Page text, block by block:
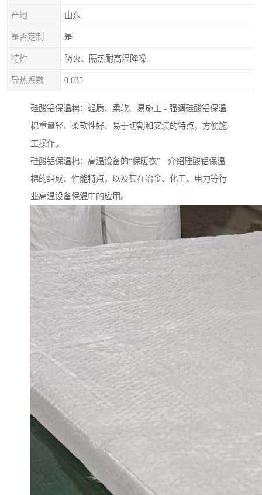
产地 山东
是否定制 是
特性 防火、隔热耐高温降噪
导热系数 0.035
硅酸铝保温棉：轻质、柔软、易施工 - 强调硅酸铝保温
棉重量轻、柔软性好、易于切割和安装的特点，方便施
工操作。
硅酸铝保温棉：高温设备的“保暖衣” - 介绍硅酸铝保温
棉的组成、性能特点，以及其在冶金、化工、电力等行
业高温设备保温中的应用。